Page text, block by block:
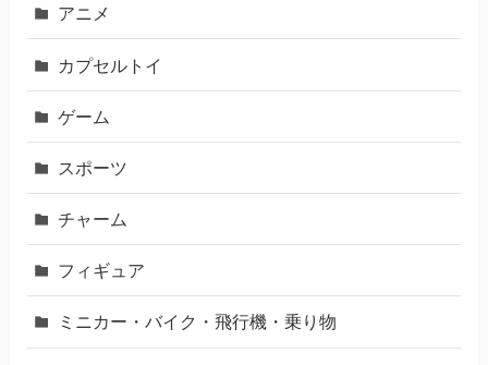
アニメ
カプセルトイ
ゲーム
スポーツ
チャーム
フィギュア
ミニカー・バイク・飛行機・乗り物